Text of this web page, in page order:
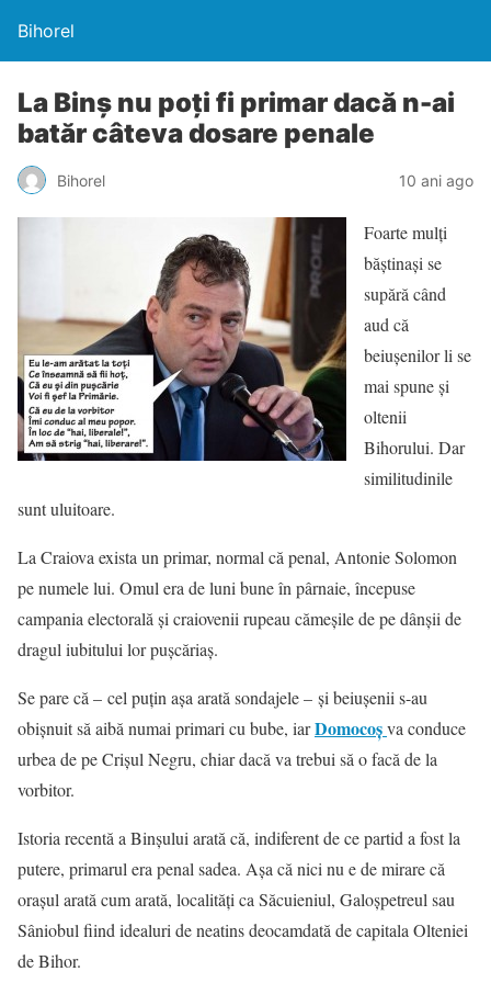
Bihorel
La Binş nu poţi fi primar dacă n-ai
batăr câteva dosare penale
Bihorel 10 ani ago
Foarte mulţi
băştinaşi se
supără când
aud că
beiuşenilor li se
mai spune şi
oltenii
Bihorului. Dar
similitudinile
sunt uluitoare.
La Craiova exista un primar, normal că penal, Antonie Solomon
pe numele lui. Omul era de luni bune în pârnaie, începuse
campania electorală şi craiovenii rupeau cămeşile de pe dânşii de
dragul iubitului lor puşcăriaş.
Se pare că – cel puţin aşa arată sondajele – şi beiuşenii s-au
obişnuit să aibă numai primari cu bube, iarDomocoşva conduce
urbea de pe Crişul Negru, chiar dacă va trebui să o facă de la
vorbitor.
Istoria recentă a Binşului arată că, indiferent de ce partid a fost la
putere, primarul era penal sadea. Aşa că nici nu e de mirare că
oraşul arată cum arată, localităţi ca Săcuieniul, Galoşpetreul sau
Sâniobul fiind idealuri de neatins deocamdată de capitala Olteniei
de Bihor.